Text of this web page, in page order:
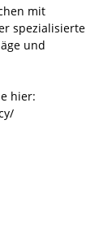
mit
spezialisierte
und
hier: